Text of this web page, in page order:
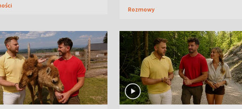
Rozmowy